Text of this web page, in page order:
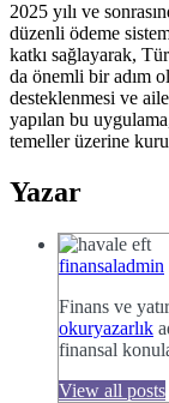
2025 yılı ve
düzenli ödeme
katkı sağlayarak,
da önemli bir adım
desteklenmesi ve
yapılan bu
temeller üzerine
Yazar
finansaladmin
Finans ve
okuryazarlık
finansal
View all posts